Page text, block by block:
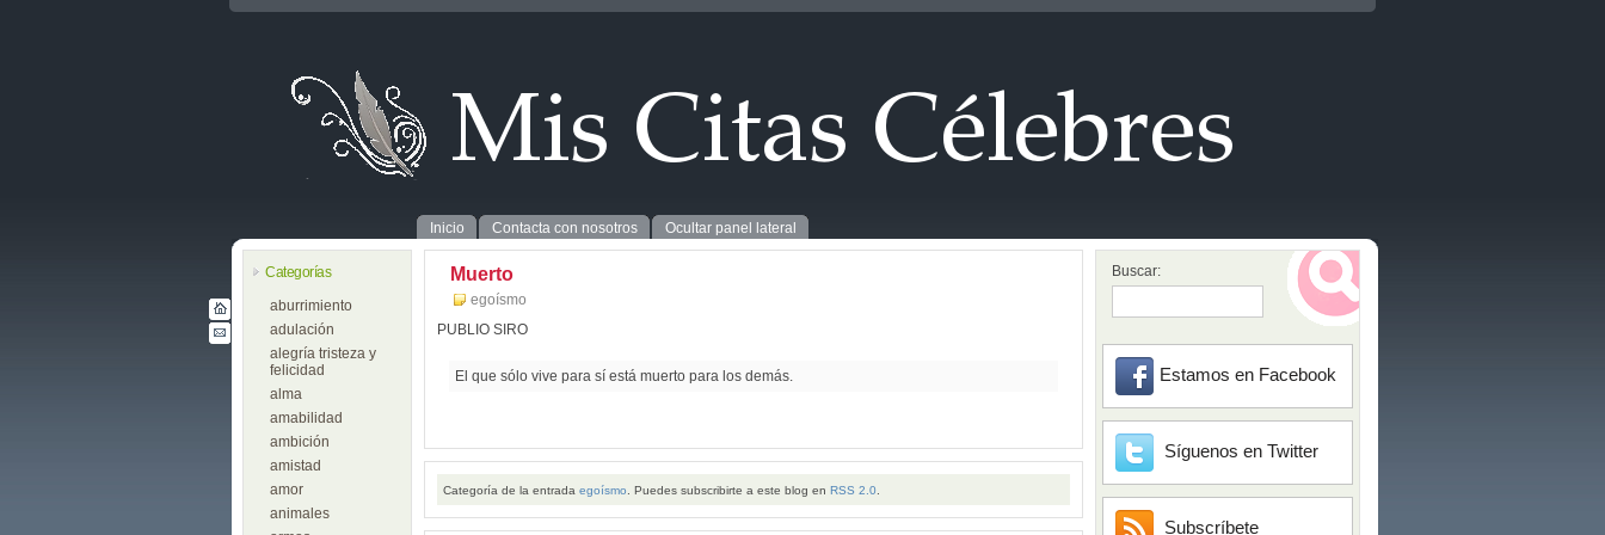
Inicio Contacta con nosotros Ocultar panel lateral
Categorías
aburrimiento
adulación
alegría tristeza y
felicidad
alma
amabilidad
ambición
amistad
amor
animales
Muerto
egoísmo
PUBLIO SIRO
El que sólo vive para sí está muerto para los demás.
Categoría de la entrada egoísmo . Puedes subscribirte a este blog en RSS 2.0
Buscar:
Estamos en Facebook
Síguenos en Twitter
Subscríbete